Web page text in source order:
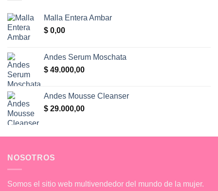
Malla Entera Ambar
$ 0,00
Andes Serum Moschata
$ 49.000,00
Andes Mousse Cleanser
$ 29.000,00
NOSOTROS
Somos el sitio web multivendedor del mundo de la mujer.